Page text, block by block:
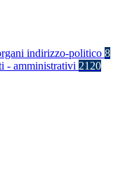
indirizzo-politico 8
- amministrativi 2120